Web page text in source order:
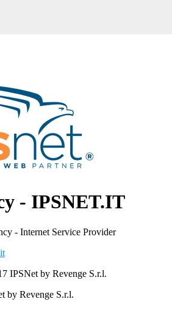
- IPSNET.IT
- Internet Service Provider
IPSNet by Revenge S.r.l.
by Revenge S.r.l.